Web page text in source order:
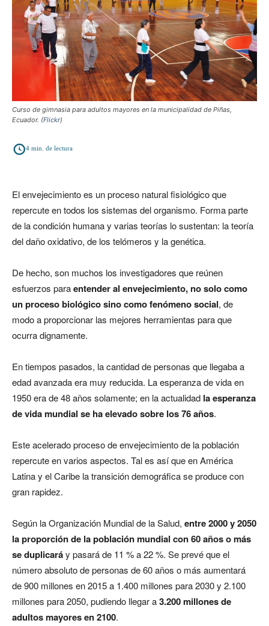
Curso de gimnasia para adultos mayores en la municipalidad de Piñas,
Ecuador. (Flickr)
4 min. de lectura
El envejecimiento es un proceso natural fisiológico que
repercute en todos los sistemas del organismo. Forma parte
de la condición humana y varias teorías lo sustentan: la teoría
del daño oxidativo, de los telómeros y la genética.
De hecho, son muchos los investigadores que reúnen
esfuerzos paraentender al envejecimiento, no solo como
un proceso biológico sino como fenómeno social, de
modo a proporcionar las mejores herramientas para que
ocurra dignamente.
En tiempos pasados, la cantidad de personas que llegaba a
edad avanzada era muy reducida. La esperanza de vida en
1950 era de 48 años solamente; en la actualidad la esperanza
de vida mundial se ha elevado sobre los 76 años.
Este acelerado proceso de envejecimiento de la población
repercute en varios aspectos. Tal es así que en América
Latina y el Caribe la transición demográfica se produce con
gran rapidez.
Según la Organización Mundial de la Salud, entre 2000 y 2050
la proporción de la población mundial con 60 años o más
se duplicaráy pasará de 11 % a 22 %. Se prevé que el
número absoluto de personas de 60 años o más aumentará
de 900 millones en 2015 a 1.400 millones para 2030 y 2.100
millones para 2050, pudiendo llegar a3.200 millones de
adultos mayores en 2100.